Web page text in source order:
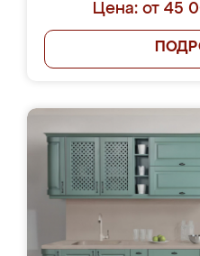
Цена: от 45